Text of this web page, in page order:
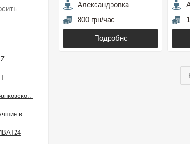
Александровка
800 грн/час
Подробно
в ...